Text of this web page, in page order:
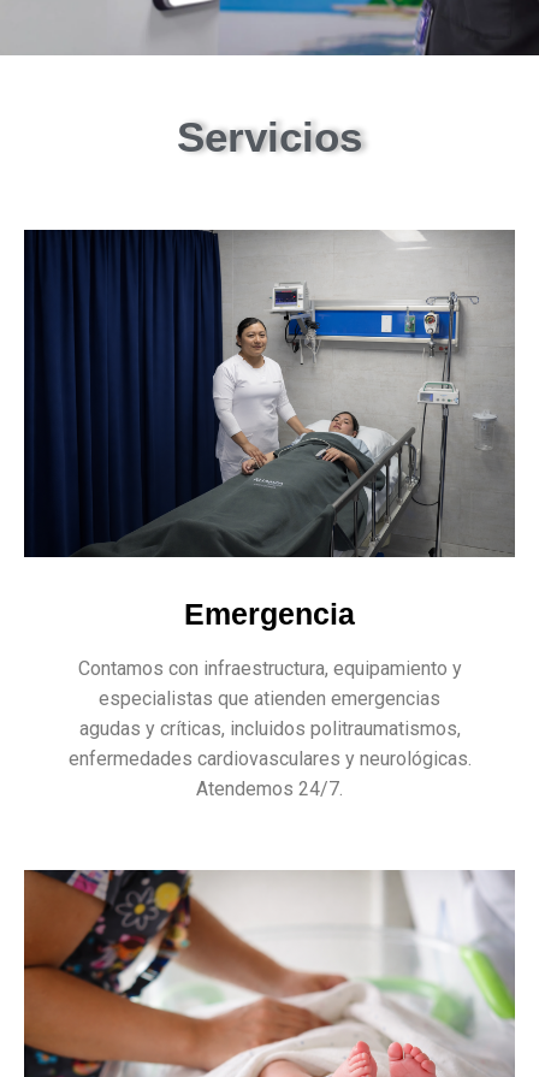
Servicios
Emergencia
Contamos con infraestructura, equipamiento y
especialistas que atienden emergencias
agudas y críticas, incluidos politraumatismos,
enfermedades cardiovasculares y neurológicas.
Atendemos 24/7.